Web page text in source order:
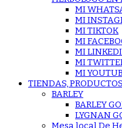
MI
MI
MI TIKTOK
MI
MI
MI
MI
TIENDAS,
BARLEY
BARLEY
LYGNAN
Mesa local De